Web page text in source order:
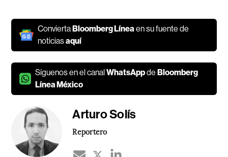
ConviertaBloomberg Líneaen su fuente de
noticiasaquí
Síguenos en el canalWhatsAppdeBloomberg
Línea México
Arturo Solís
Reportero